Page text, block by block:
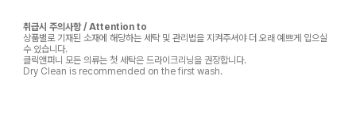
취급시 주의사항 / Attention to
상품별로 기재된 소재에 해당하는 세탁 및 관리법을 지켜주셔야 더 오래 예쁘게 입으실
수 있습니다.
클릭앤퍼니 모든 의류는 첫 세탁은 드라이크리닝을 권장합니다.
Dry Clean is recommended on the first wash.